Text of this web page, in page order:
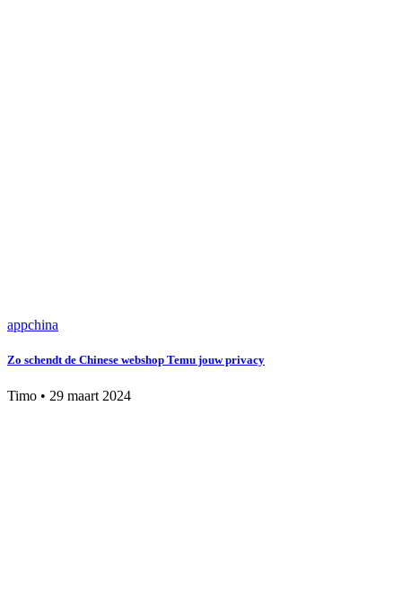
appchina
Zo schendt de Chinese webshop Temu jouw privacy
Timo • 29 maart 2024